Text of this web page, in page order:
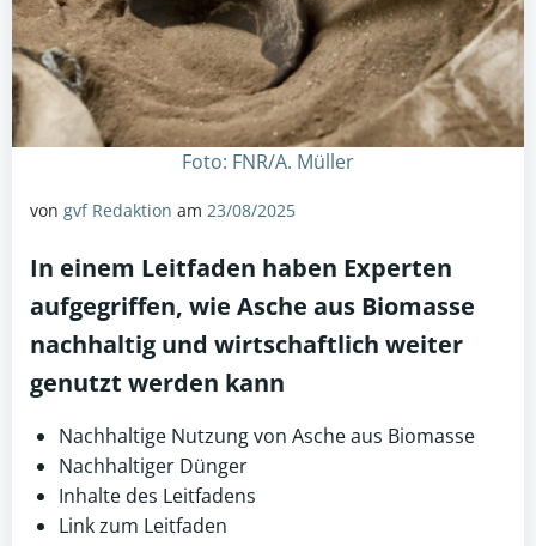
Foto: FNR/A. Müller
von gvf Redaktion am 23/08/2025
In einem Leitfaden haben Experten
aufgegriffen, wie Asche aus Biomasse
nachhaltig und wirtschaftlich weiter
genutzt werden kann
Nachhaltige Nutzung von Asche aus Biomasse
Nachhaltiger Dünger
Inhalte des Leitfadens
Link zum Leitfaden